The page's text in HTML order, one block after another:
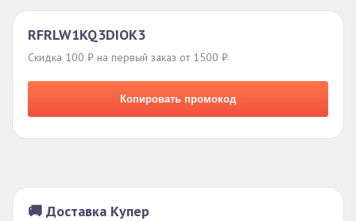
RFRLW1KQ3DIOK3
Скидка 100 ₽ на первый заказ от 1500 ₽
Копировать промокод
🚚 Доставка Купер